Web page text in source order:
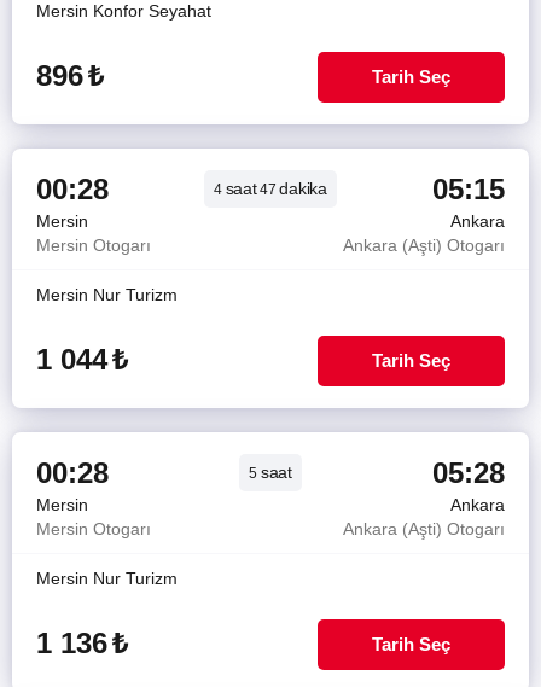
Mersin Konfor Seyahat
896₺ Tarih Seç
00:28 4 saat47dakika 05:15
Mersin
Ankara
Mersin Otogarı
Ankara (Aşti) Otogarı
Mersin Nur Turizm
1 044₺ Tarih Seç
00:28 5 saat 05:28
Mersin
Ankara
Mersin Otogarı
Ankara (Aşti) Otogarı
Mersin Nur Turizm
1 136₺ Tarih Seç